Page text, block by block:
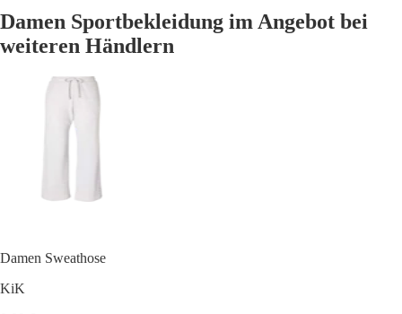
Damen Sportbekleidung im Angebot bei
weiteren Händlern
Damen Sweathose
KiK